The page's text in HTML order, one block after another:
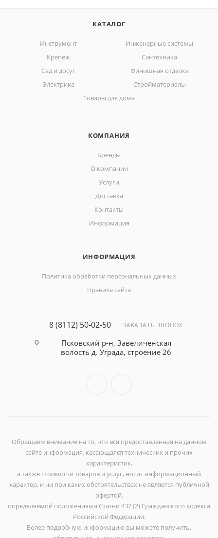
КАТАЛОГ
Инструмент
Инженерные системы
Крепеж
Сантехника
Сад и досуг
Финишная отделка
Электрика
Стройматериалы
Товары для дома
КОМПАНИЯ
Бренды
О компании
Услуги
Доставка
Контакты
Информация
ИНФОРМАЦИЯ
Политика обработки персональных данных
Правила сайта
8 (8112) 50-02-50 ЗАКАЗАТЬ ЗВОНОК
Псковский р-н, Завеличенская
волость д. Уграда, строение 26
Обращаем внимание на то, что вся предоставленная на данном
сайте информация, касающаяся технических и прочих
характеристик,
а также стоимости товаров и услуг, носит информационный
характер, и ни при каких обстоятельствах не является публичной
офертой,
определяемой положениями Статьи 437 (2) Гражданского кодекса
Российской Федерации.
Более подробную информацию вы можете получить,